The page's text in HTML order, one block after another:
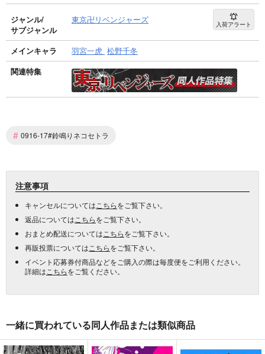
ジャンル/
サブジャンル
東京卍リベンジャーズ 入荷アラート
メインキャラ 羽宮一虎 松野千冬
関連特集
# 0916-17#鈴鳴りネコセトラ
注意事項
キャンセルについては こちらをご覧下さい。
返品については こちらをご覧下さい。
おまとめ配送については こちらをご覧下さい。
再販投票については こちらをご覧下さい。
イベント応募券付商品などをご購入の際は毎度便をご利用ください。
詳細は こちらをご覧ください。
一緒に買われている同人作品または類似商品